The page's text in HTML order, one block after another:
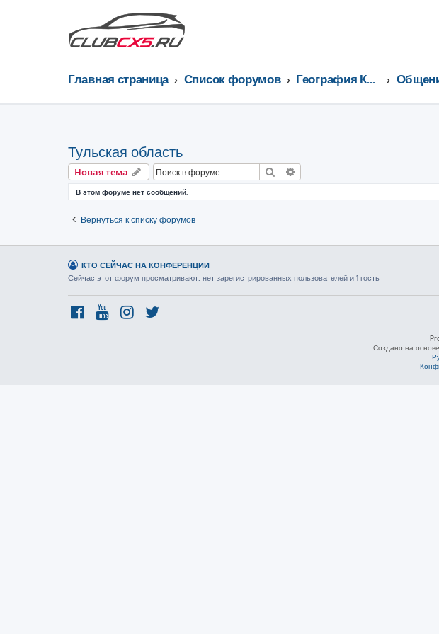
Главная страница Список форумов География Клуба CX-5 CLUB
Тульская область
Новая тема Поиск
В этом форуме нет сообщений.
Вернуться к списку форумов
КТО СЕЙЧАС НА КОНФЕРЕНЦИИ
Сейчас этот форум просматривают: нет зарегистрированных пользователей и 1 гость
Создано на основе